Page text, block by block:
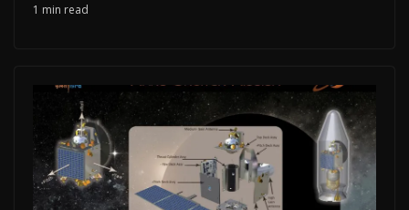
1 min read